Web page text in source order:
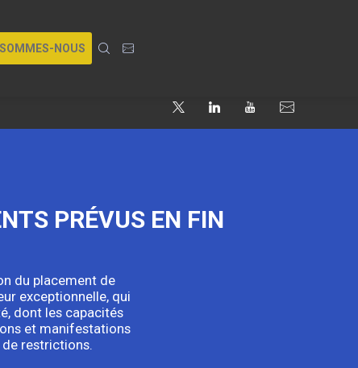
NOUS
PRÉVUS EN FIN
du placement de
exceptionnelle, qui
dont les capacités
et manifestations